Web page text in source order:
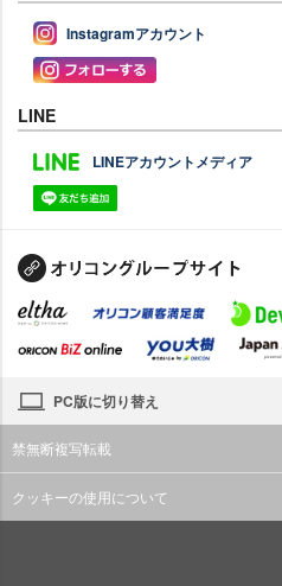
Instagramアカウント
LINE
LINEアカウントメディア
PC版に切り替え
禁無断複写転載
クッキーの使用について